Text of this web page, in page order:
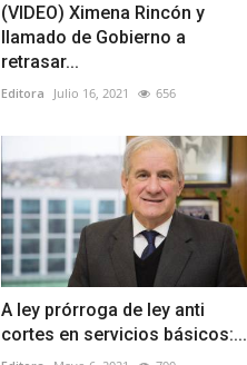
(VIDEO) Ximena Rincón y
llamado de Gobierno a
retrasar...
Editora Julio 16, 2021 656
A ley prórroga de ley anti
cortes en servicios básicos:...